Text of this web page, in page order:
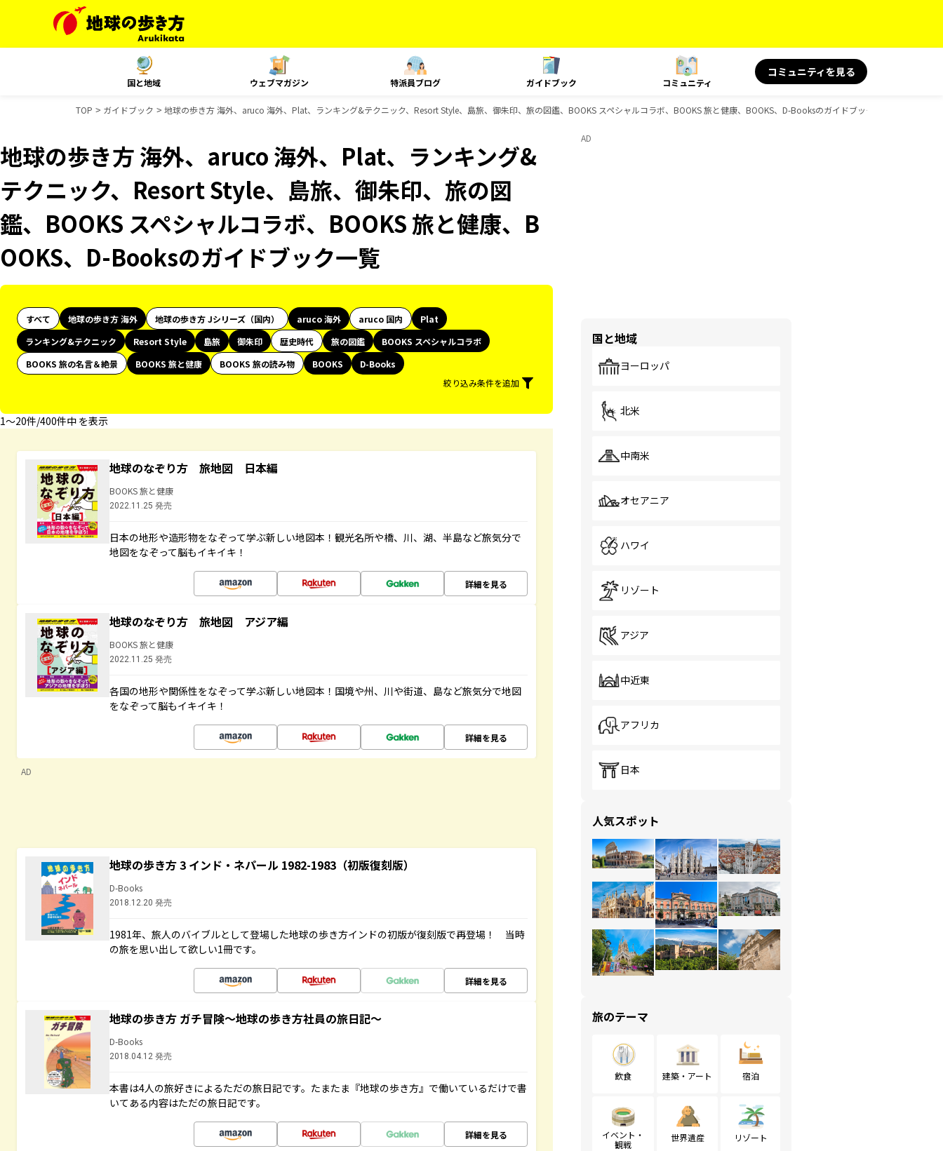
国と地域 ウェブマガジン 特派員ブログ ガイドブック コミュニティ
コミュニティを見る
TOP ガイドブック 地球の歩き方 海外、aruco 海外、Plat、ランキング&テクニック、Resort Style、島旅、御朱印、旅の図鑑、BOOKS スペシャルコラボ、BOOKS 旅と健康、BOOKS、D-Booksのガイドブック一覧
地球の歩き方 海外、aruco 海外、Plat、ランキング&
テクニック、Resort Style、島旅、御朱印、旅の図
鑑、BOOKS スペシャルコラボ、BOOKS 旅と健康、B
OOKS、D-Booksのガイドブック一覧
すべて 地球の歩き方 海外 地球の歩き方 Jシリーズ（国内） aruco 海外 aruco 国内
Plat
ランキング&テクニック
Resort Style 島旅 御朱印 歴史時代 旅の図鑑
BOOKS スペシャルコラボ
BOOKS 旅の名言＆絶景
BOOKS 旅と健康 BOOKS 旅の読み物 BOOKS
D-Books
絞り込み条件を追加
1〜20件/400件中 を表示
地球のなぞり方 旅地図 日本編
BOOKS 旅と健康
2022.11.25 発売
日本の地形や造形物をなぞって学ぶ新しい地図本！観光名所や橋、川、湖、半島など旅気分で
地図をなぞって脳もイキイキ！
詳細を見る
地球のなぞり方 旅地図 アジア編
BOOKS 旅と健康
2022.11.25 発売
各国の地形や関係性をなぞって学ぶ新しい地図本！国境や州、川や街道、島など旅気分で地図
をなぞって脳もイキイキ！
詳細を見る
AD
地球の歩き方 3 インド・ネパール 1982-1983（初版復刻版）
D-Books
2018.12.20 発売
1981年、旅人のバイブルとして登場した地球の歩き方インドの初版が復刻版で再登場！ 当時
の旅を思い出して欲しい1冊です。
詳細を見る
地球の歩き方 ガチ冒険～地球の歩き方社員の旅日記～
D-Books
2018.04.12 発売
本書は4人の旅好きによるただの旅日記です。たまたま『地球の歩き方』で働いているだけで書
いてある内容はただの旅日記です。
詳細を見る
AD
国と地域
ヨーロッパ
北米
中南米
オセアニア
ハワイ
リゾート
アジア
中近東
アフリカ
日本
人気スポット
旅のテーマ
飲食 建築・アート 宿泊
イベント・
観戦
世界遺産 リゾート